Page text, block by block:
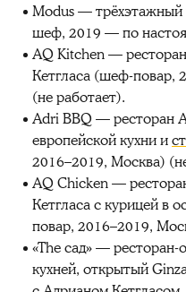
Modus — трёхэтажный
шеф, 2019 — по
AQ Kitchen —
Кетгласа (шеф-повар,
(не работает).
Adri BBQ — ресторан
европейской кухни и
2016–2019, Москва)
AQ Chicken —
Кетгласа с курицей в
повар, 2016–2019,
«The сад» —
кухней, открытый